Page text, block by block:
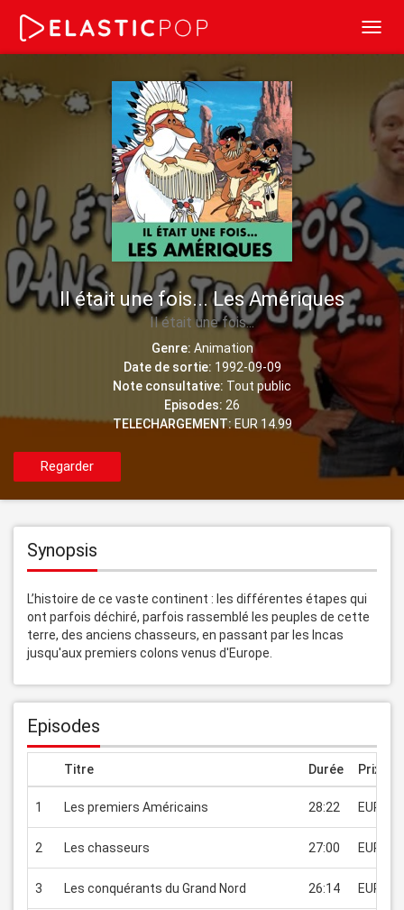
Il était une fois... Les Amériques
Il était une fois...
Genre: Animation
Date de sortie: 1992-09-09
Note consultative: Tout public
Episodes: 26
TELECHARGEMENT:EUR 14.99
Regarder
Synopsis
L’histoire de ce vaste continent : les différentes étapes qui
ont parfois déchiré, parfois rassemblé les peuples de cette
terre, des anciens chasseurs, en passant par les Incas
jusqu'aux premiers colons venus d'Europe.
Episodes
Titre Durée Prix
1 Les premiers Américains 28:22 EUR
2 Les chasseurs 27:00 EUR
3 Les conquérants du Grand Nord 26:14 EUR